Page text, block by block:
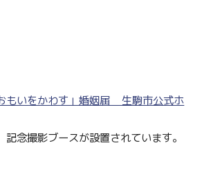
もいをかわす」婚姻届 _ 生駒市公式ホ
念撮影ブースが設置されています。